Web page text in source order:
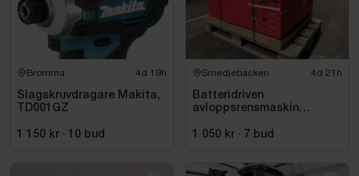
Bromma 4d 19h
Slagskruvdragare Makita,
TD001GZ
1 150 kr · 10 bud
Smedjebacken 4d 21h
Batteridriven
avloppsrensmaskin
FSSM-121 | Oanvänd
1 050 kr · 7 bud